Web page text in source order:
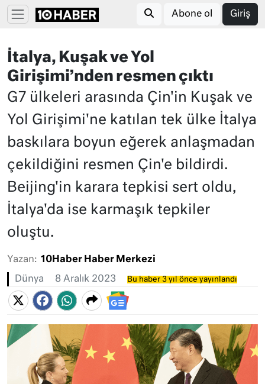
Abone ol Giriş
İtalya, Kuşak ve Yol
Girişimi’nden resmen çıktı
G7 ülkeleri arasında Çin'in Kuşak ve
Yol Girişimi'ne katılan tek ülke İtalya
baskılara boyun eğerek anlaşmadan
çekildiğini resmen Çin'e bildirdi.
Beijing'in karara tepkisi sert oldu,
İtalya'da ise karmaşık tepkiler
oluştu.
Yazan: 10Haber Haber Merkezi
Dünya 8 Aralık 2023 Bu haber 3 yıl önce yayınlandı